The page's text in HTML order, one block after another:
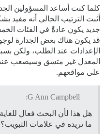
كلما كنت أساعد المسؤولين
أثبت الترتيب الحالي أنه مفيد
جديد يكون عادةً في الفئات
قد يكون هناك بعض الجدارة
الإعدادات عند الطلب، ولكن
المعدل غير متسق وسيصعب عند
على مواقعهم.
G Ann Campbell:
هل هذا لأن البحث فعال
ما تريده في علامات التبويب؟